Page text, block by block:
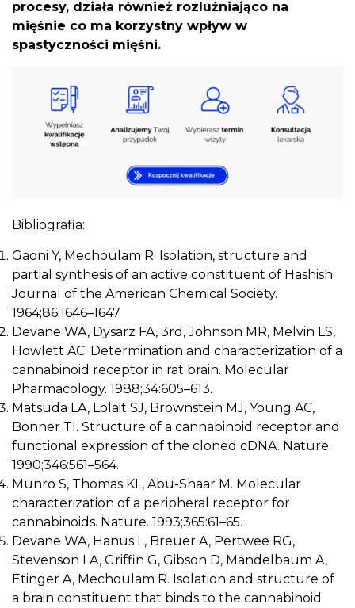
procesy, działa również rozluźniająco na
mięśnie co ma korzystny wpływ w
spastyczności mięśni.
Bibliografia:
Gaoni Y, Mechoulam R. Isolation, structure and
partial synthesis of an active constituent of Hashish.
Journal of the American Chemical Society.
1964;86:1646–1647
Devane WA, Dysarz FA, 3rd, Johnson MR, Melvin LS,
Howlett AC. Determination and characterization of a
cannabinoid receptor in rat brain. Molecular
Pharmacology. 1988;34:605–613.
Matsuda LA, Lolait SJ, Brownstein MJ, Young AC,
Bonner TI. Structure of a cannabinoid receptor and
functional expression of the cloned cDNA. Nature.
1990;346:561–564.
Munro S, Thomas KL, Abu-Shaar M. Molecular
characterization of a peripheral receptor for
cannabinoids. Nature. 1993;365:61–65.
Devane WA, Hanus L, Breuer A, Pertwee RG,
Stevenson LA, Griffin G, Gibson D, Mandelbaum A,
Etinger A, Mechoulam R. Isolation and structure of
a brain constituent that binds to the cannabinoid